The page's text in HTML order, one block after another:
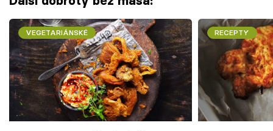
VEGETARIÁNSKÉ RECEPTY